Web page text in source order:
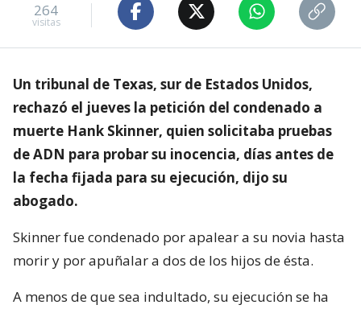
264
visitas
Un tribunal de Texas, sur de Estados Unidos,
rechazó el jueves la petición del condenado a
muerte Hank Skinner, quien solicitaba pruebas
de ADN para probar su inocencia, días antes de
la fecha fijada para su ejecución, dijo su
abogado.
Skinner fue condenado por apalear a su novia hasta
morir y por apuñalar a dos de los hijos de ésta.
A menos de que sea indultado, su ejecución se ha